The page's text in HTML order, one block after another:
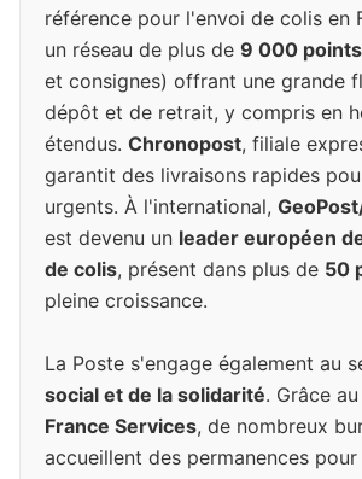
référence pour l'envoi de colis en
un réseau de plus de 9 000
et consignes) offrant une grande
dépôt et de retrait, y compris en
étendus. Chronopost, filiale
garantit des livraisons rapides
urgents. À l'international,
est devenu un leader européen
de colis, présent dans plus de 50
pleine croissance.
La Poste s'engage également au
social et de la solidarité. Grâce
France Services, de nombreux
accueillent des permanences